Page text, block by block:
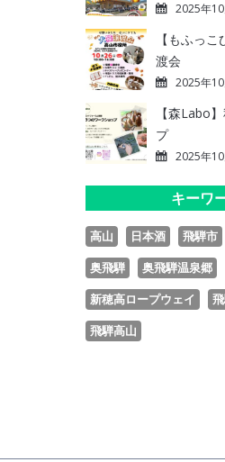
2025年
【もふっ
渡会
2025年
【森Labo
プ
2025年
キーワ
高山 日本酒 飛騨市
奥飛騨
奥飛騨温泉郷
新穂高ロープウェイ
飛騨高山